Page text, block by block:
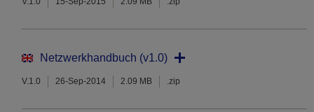
Netzwerkhandbuch (v1.0)
V.1.0 26-Sep-2014 2.09 MB .zip